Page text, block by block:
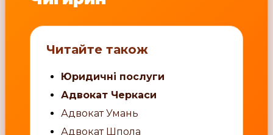
Читайте також
Юридичні послуги
Адвокат Черкаси
Адвокат Умань
Адвокат Шпола